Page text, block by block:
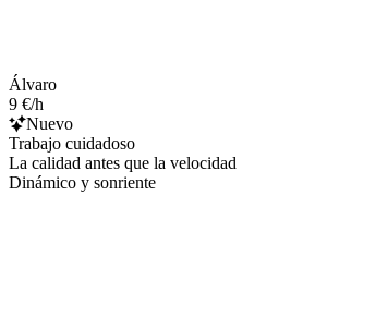
Álvaro
9 €/h
Nuevo
Trabajo cuidadoso
La calidad antes que la velocidad
Dinámico y sonriente